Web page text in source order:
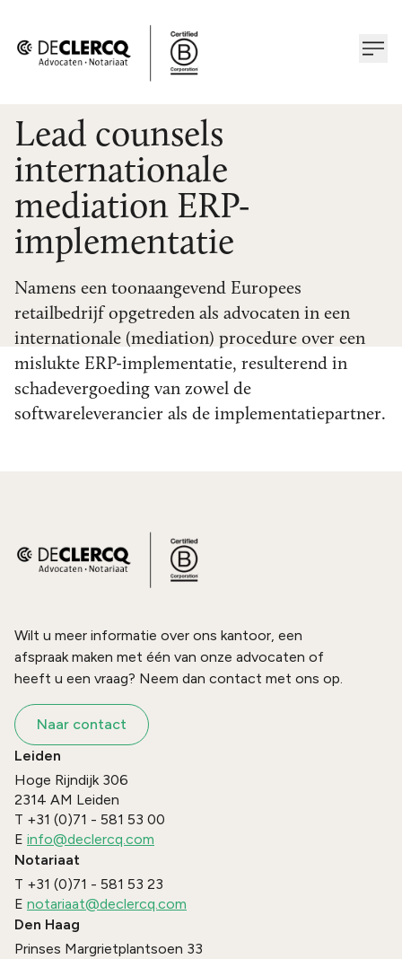
Lead counsels
internationale
mediation ERP-
implementatie
Namens een toonaangevend Europees
retailbedrijf opgetreden als advocaten in een
internationale (mediation) procedure over een
mislukte ERP-implementatie, resulterend in
schadevergoeding van zowel de
softwareleverancier als de implementatiepartner.
Wilt u meer informatie over ons kantoor, een
afspraak maken met één van onze advocaten of
heeft u een vraag? Neem dan contact met ons op.
Naar contact
Leiden
Hoge Rijndijk 306
2314 AM Leiden
T +31 (0)71 - 581 53 00
E info@declercq.com
Notariaat
T +31 (0)71 - 581 53 23
E notariaat@declercq.com
Den Haag
Prinses Margrietplantsoen 33